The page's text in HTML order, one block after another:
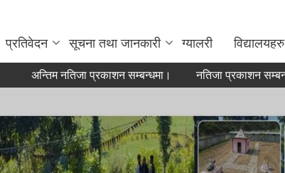
प्रतिवेदन सूचना तथा जानकारी ग्यालरी विद्यालयहरु
अन्तिम नतिजा प्रकाशन सम्बन्धमा। नतिजा प्रकाशन सम्बन्धमा